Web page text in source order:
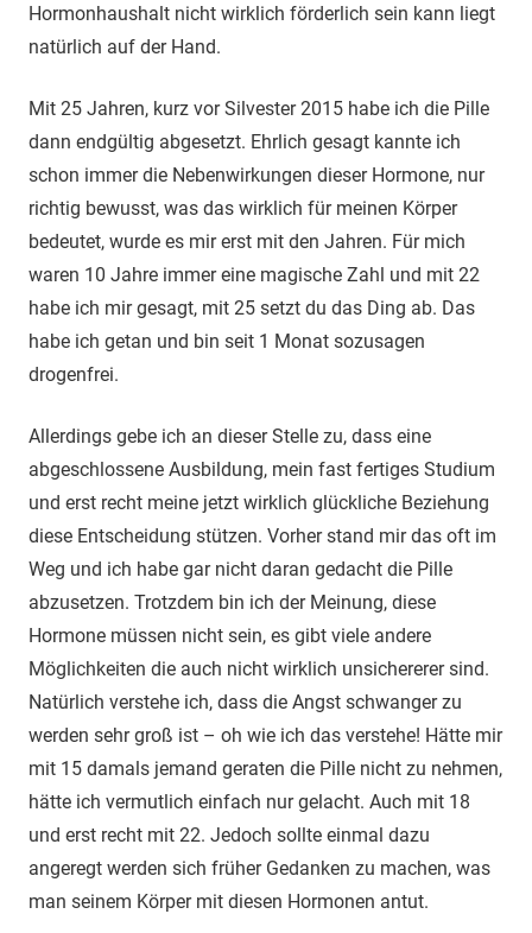
Hormonhaushalt nicht wirklich förderlich sein kann liegt
natürlich auf der Hand.
Mit 25 Jahren, kurz vor Silvester 2015 habe ich die Pille
dann endgültig abgesetzt. Ehrlich gesagt kannte ich
schon immer die Nebenwirkungen dieser Hormone, nur
richtig bewusst, was das wirklich für meinen Körper
bedeutet, wurde es mir erst mit den Jahren. Für mich
waren 10 Jahre immer eine magische Zahl und mit 22
habe ich mir gesagt, mit 25 setzt du das Ding ab. Das
habe ich getan und bin seit 1 Monat sozusagen
drogenfrei.
Allerdings gebe ich an dieser Stelle zu, dass eine
abgeschlossene Ausbildung, mein fast fertiges Studium
und erst recht meine jetzt wirklich glückliche Beziehung
diese Entscheidung stützen. Vorher stand mir das oft im
Weg und ich habe gar nicht daran gedacht die Pille
abzusetzen. Trotzdem bin ich der Meinung, diese
Hormone müssen nicht sein, es gibt viele andere
Möglichkeiten die auch nicht wirklich unsichererer sind.
Natürlich verstehe ich, dass die Angst schwanger zu
werden sehr groß ist – oh wie ich das verstehe! Hätte mir
mit 15 damals jemand geraten die Pille nicht zu nehmen,
hätte ich vermutlich einfach nur gelacht. Auch mit 18
und erst recht mit 22. Jedoch sollte einmal dazu
angeregt werden sich früher Gedanken zu machen, was
man seinem Körper mit diesen Hormonen antut.